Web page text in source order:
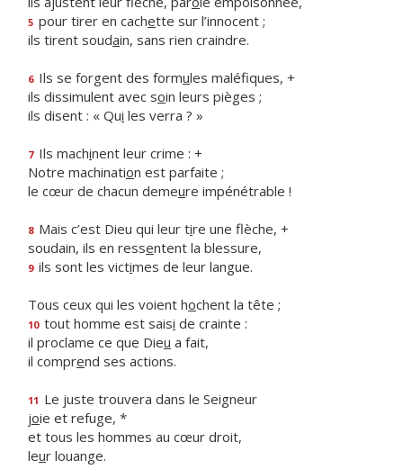
5 pour tirer en cachette sur l’innocent ;
ils tirent soudain, sans rien craindre.
6 Ils se forgent des formules maléfiques, +
ils dissimulent avec soin leurs pièges ;
ils disent : « Qui les verra ? »
7 Ils machinent leur crime : +
Notre machination est parfaite ;
le cœur de chacun demeure impénétrable !
8 Mais c’est Dieu qui leur tire une flèche, +
soudain, ils en ressentent la blessure,
9 ils sont les victimes de leur langue.
Tous ceux qui les voient hochent la tête ;
10 tout homme est saisi de crainte :
il proclame ce que Dieu a fait,
il comprend ses actions.
11 Le juste trouvera dans le Seigneur
joie et refuge, *
et tous les hommes au cœur droit,
leur louange.